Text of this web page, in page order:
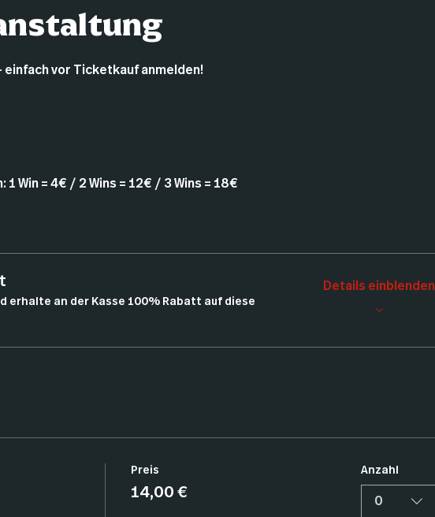
vor Ticketkauf anmelden!
Win = 4€ / 2 Wins = 12€ / 3 Wins = 18€
erhalte an der Kasse 100% Rabatt auf diese
Details einblenden
Preis
14,00 €
Anzahl
0